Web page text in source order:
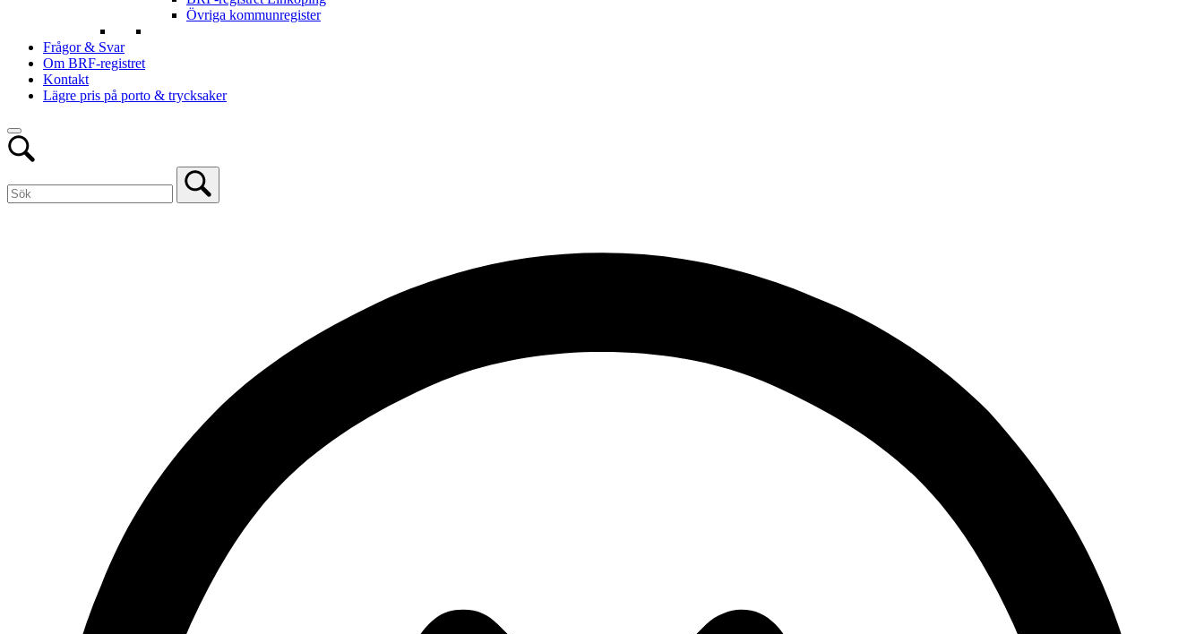
Övriga kommunregister
Frågor & Svar
Om BRF-registret
Kontakt
Lägre pris på porto & trycksaker
Open
Sök
for: